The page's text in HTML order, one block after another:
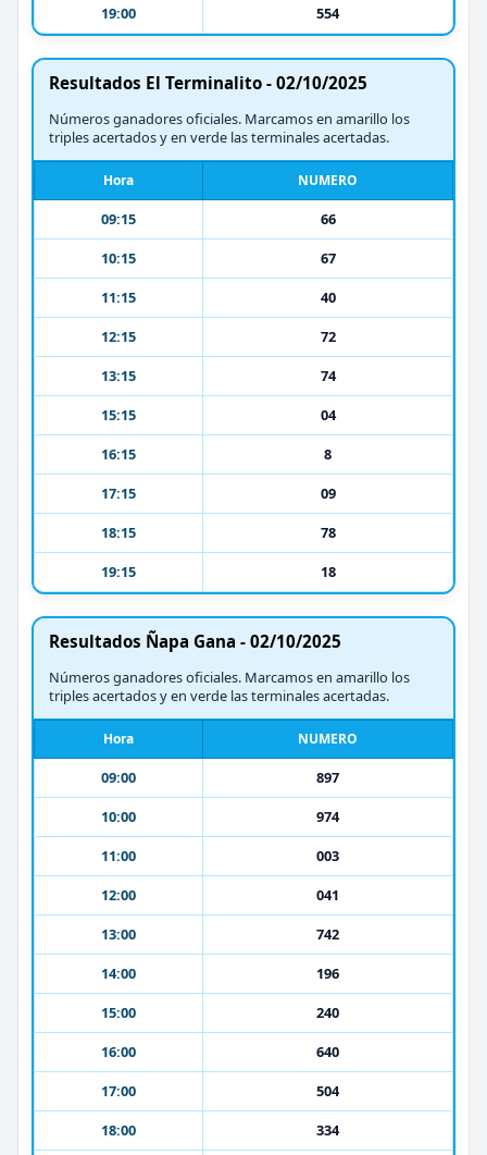
19:00
554
Resultados El Terminalito - 02/10/2025
Números ganadores oficiales. Marcamos en amarillo los
triples acertados y en verde las terminales acertadas.
Hora NUMERO
09:15
66
10:15
67
11:15
40
12:15
72
13:15
74
15:15
04
16:15
8
17:15
09
18:15
78
19:15
18
Resultados Ñapa Gana - 02/10/2025
Números ganadores oficiales. Marcamos en amarillo los
triples acertados y en verde las terminales acertadas.
Hora NUMERO
09:00
897
10:00
974
11:00
003
12:00
041
13:00
742
14:00
196
15:00
240
16:00
640
17:00
504
18:00
334